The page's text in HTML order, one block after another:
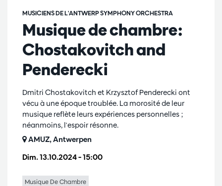
Musique de chambre:
Chostakovitch and
Penderecki
MUSICIENS DE L'ANTWERP SYMPHONY ORCHESTRA
Dim. 13.10.2024– 15:00
Dmitri Chostakovitch et Krzysztof Penderecki ont
vécu à une époque troublée. La morosité de leur
musique reflète leurs expériences personnelles ;
néanmoins, l'espoir résonne.
AMUZ, Antwerpen
Musique De Chambre